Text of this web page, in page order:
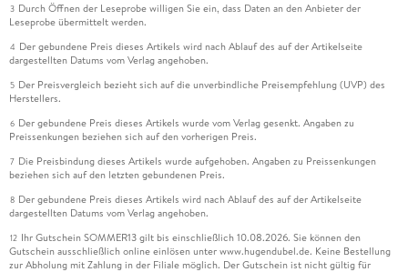
3 Durch Öffnen der Leseprobe willigen Sie ein, dass Daten an den Anbieter der
Leseprobe übermittelt werden.
4 Der gebundene Preis dieses Artikels wird nach Ablauf des auf der Artikelseite
dargestellten Datums vom Verlag angehoben.
5 Der Preisvergleich bezieht sich auf die unverbindliche Preisempfehlung (UVP) des
Herstellers.
6 Der gebundene Preis dieses Artikels wurde vom Verlag gesenkt. Angaben zu
Preissenkungen beziehen sich auf den vorherigen Preis.
7 Die Preisbindung dieses Artikels wurde aufgehoben. Angaben zu Preissenkungen
beziehen sich auf den letzten gebundenen Preis.
8 Der gebundene Preis dieses Artikels wird nach Ablauf des auf der Artikelseite
dargestellten Datums vom Verlag angehoben.
12 Ihr Gutschein SOMMER13 gilt bis einschließlich 10.08.2026. Sie können den
Gutschein ausschließlich online einlösen unter www.hugendubel.de. Keine Bestellung
zur Abholung mit Zahlung in der Filiale möglich. Der Gutschein ist nicht gültig für